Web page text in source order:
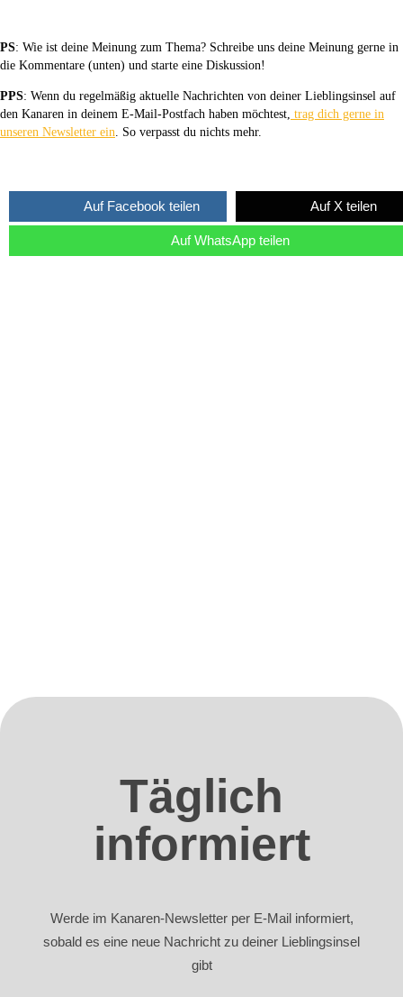
PS: Wie ist deine Meinung zum Thema? Schreibe uns deine Meinung gerne in
die Kommentare (unten) und starte eine Diskussion!
PPS: Wenn du regelmäßig aktuelle Nachrichten von deiner Lieblingsinsel auf
den Kanaren in deinem E-Mail-Postfach haben möchtest, trag dich gerne in
unseren Newsletter ein. So verpasst du nichts mehr.
Auf Facebook teilen Auf X teilen
Auf WhatsApp teilen
Täglich
informiert
Werde im Kanaren-Newsletter per E-Mail informiert,
sobald es eine neue Nachricht zu deiner Lieblingsinsel
gibt